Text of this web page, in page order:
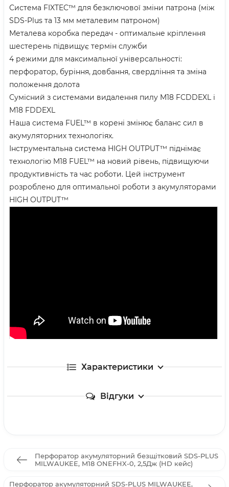
Система FIXTEC™ для безключової зміни патрона (між
SDS-Plus та 13 мм металевим патроном)
Металева коробка передач - оптимальне кріплення
шестерень підвищує термін служби
4 режими для максимальної універсальності:
перфоратор, буріння, довбання, свердління та зміна
положення долота
Сумісний з системами видалення пилу M18 FCDDEXL і
M18 FDDEXL
Наша система FUEL™ в корені змінює баланс сил в
акумуляторних технологіях.
Інструментальна система HIGH OUTPUT™ піднімає
технологію M18 FUEL™ на новий рівень, підвищуючи
продуктивність та час роботи. Цей інструмент
розроблено для оптимальної роботи з акумуляторами
HIGH OUTPUT™
Характеристики
Відгуки
Перфоратор акумуляторний безщітковий SDS-PLUS
MILWAUKEE, M18 ONEFHX-0, 2,5Дж (HD кейс)
Перфоратор акумуляторний SDS-PLUS MILWAUKEE,